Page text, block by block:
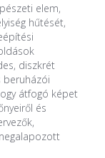
elem,
hűtését,
diszkrét
beruházói
átfogó képet
és